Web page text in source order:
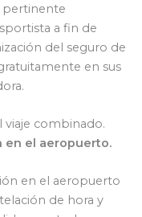
pertinente
a fin de
del seguro de
en sus
viaje combinado.
en el aeropuerto.
en el aeropuerto
de hora y